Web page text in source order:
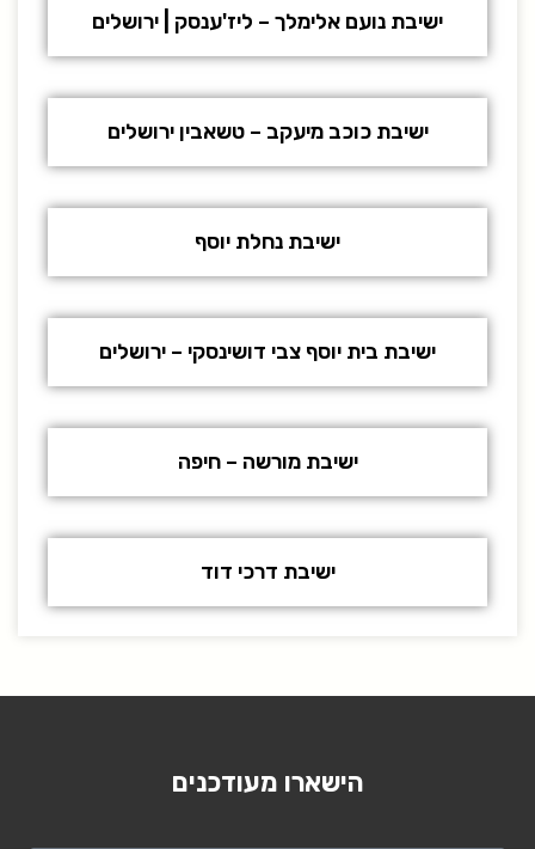
ישיבת נועם אלימלך – ליז'ענסק | ירושלים
ישיבת כוכב מיעקב – טשאבין ירושלים
ישיבת נחלת יוסף
ישיבת בית יוסף צבי דושינסקי – ירושלים
ישיבת מורשה – חיפה
ישיבת דרכי דוד
הישארו מעודכנים